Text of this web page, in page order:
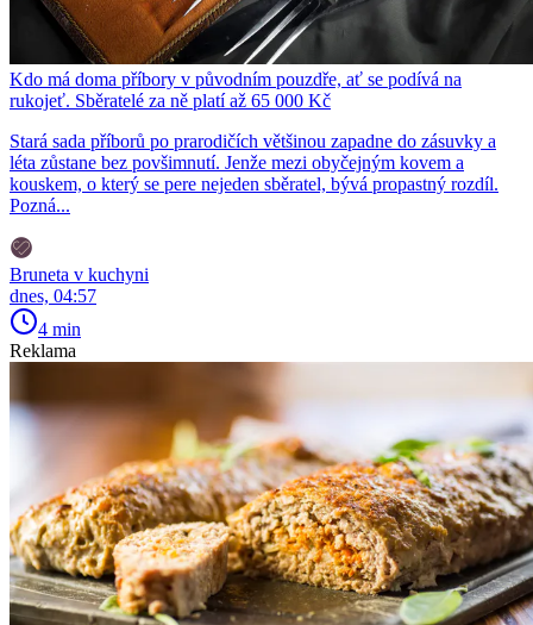
Kdo má doma příbory v původním pouzdře, ať se podívá na
rukojeť. Sběratelé za ně platí až 65 000 Kč
Stará sada příborů po prarodičích většinou zapadne do zásuvky a
léta zůstane bez povšimnutí. Jenže mezi obyčejným kovem a
kouskem, o který se pere nejeden sběratel, bývá propastný rozdíl.
Pozná...
Bruneta v kuchyni
dnes, 04:57
4 min
Reklama